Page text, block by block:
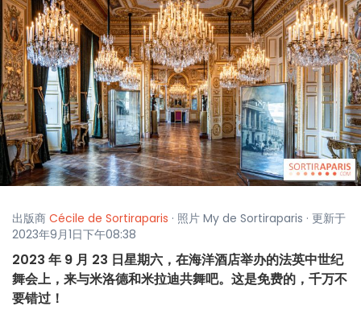
出版商 Cécile de Sortiraparis · 照片 My de Sortiraparis · 更新于
2023年9月1日下午08:38
2023 年 9 月 23 日星期六，在海洋酒店举办的法英中世纪
舞会上，来与米洛德和米拉迪共舞吧。这是免费的，千万不
要错过！